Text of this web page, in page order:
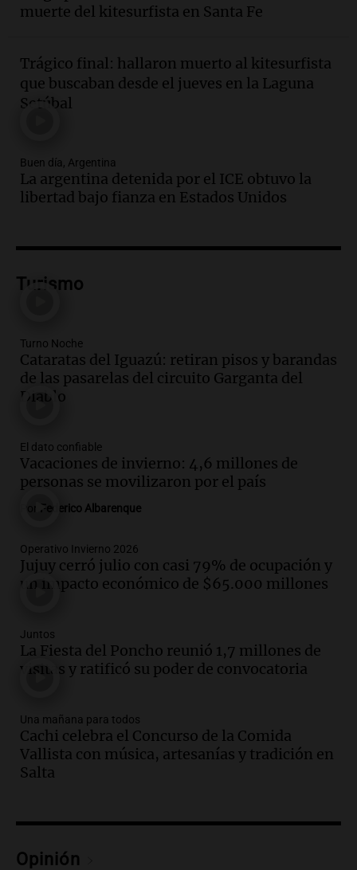
Una mañana para todos
Audio.Mateo, a los 25 años, lucha
contra el tiempo: necesita un trasplante
para poder seguir viviend
Audio.Estiman que la inflación nacional
de julio será menor al 2,9% registrado
en CABA
cabra que llevaba ocho días atrapada en
Audio.Chile planteó mejorar la
conectividad fronteriza, aérea y digital
con Jujuy
Audio.Del fitness a la longevidad: por
qué crece el consumo de alimentos con
proteínas
Una mañana para todos
Audio.Investigan un asalto millonario a
la cooperativa Talamochita en Villa
María
Audio.Vandalismo en San Miguel de
Tucumán: destruyeron 433 luminarias
públicas en 14 meses
Episodios
Audio.Una mujer murió cuando
esperaba cobrar su jubilación en un
banco de San Luis
les descontaron hasta 700 mil pesos del
muerte del kitesurfista en Santa Fe
Trágico final: hallaron muerto al kitesurfista
que buscaban desde el jueves en la Laguna
Setúbal
Buen día, Argentina
La argentina detenida por el ICE obtuvo la
libertad bajo fianza en Estados Unidos
Turismo
Turno Noche
Cataratas del Iguazú: retiran pisos y barandas
de las pasarelas del circuito Garganta del
Diablo
El dato confiable
Vacaciones de invierno: 4,6 millones de
personas se movilizaron por el país
Federico Albarenque
Operativo Invierno 2026
Jujuy cerró julio con casi 79% de ocupación y
un impacto económico de $65.000 millones
Juntos
La Fiesta del Poncho reunió 1,7 millones de
visitas y ratificó su poder de convocatoria
Una mañana para todos
Cachi celebra el Concurso de la Comida
Vallista con música, artesanías y tradición en
Salta
Opinión